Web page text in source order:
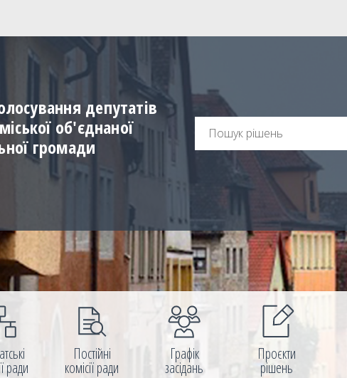
депутатів
об'єднаної
громади
ради
Постійні
комісії ради
Графік
засідань
Проєкти
рішень